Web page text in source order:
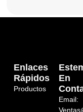
Enlaces
Rápidos
Productos
En
Email: